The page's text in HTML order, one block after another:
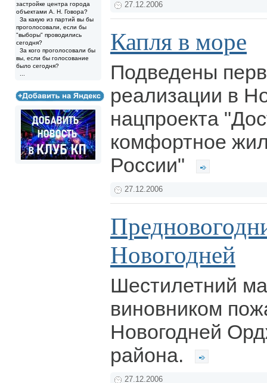
застройке центра города
объектами А. Н. Говора?
За какую из партий вы бы
проголосовали, если бы
"выборы" проводились
сегодня?
За кого проголосовали бы
вы, если бы голосование
было сегодня?
27.12.2006
Капля в море
Подведены
реализации в
нацпроекта
комфортное
России"
27.12.2006
Новогодней
Шестилетний
виновником
Новогодней
района.
27.12.2006